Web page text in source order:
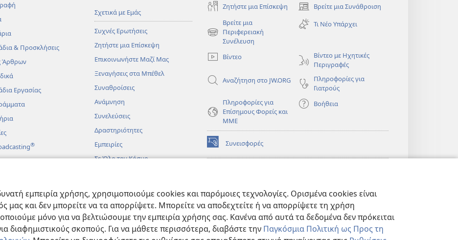
εμπειρία χρήσης, χρησιμοποιούμε cookies και παρόμοιες τεχνολογίες. Ορισμένα cookies είναι
μας και δεν μπορείτε να τα απορρίψετε. Μπορείτε να αποδεχτείτε ή να απορρίψετε τη χρήση
μόνο για να βελτιώσουμε την εμπειρία χρήσης σας. Κανένα από αυτά τα δεδομένα δεν πρόκειται
διαφημιστικούς σκοπούς. Για να μάθετε περισσότερα, διαβάστε την Παγκόσμια Πολιτική ως Προς τη
& Προσκλήσεις
Άρθρων
Εργασίας
®
Δράματα
Βιβλικές
Σχετικά με Εμάς
Συχνές Ερωτήσεις
Ζητήστε μια Επίσκεψη
Επικοινωνήστε Μαζί Μας
Ξεναγήσεις στα Μπέθελ
Συναθροίσεις
Ανάμνηση
Συνελεύσεις
Δραστηριότητες
Εμπειρίες
Σε Όλο τον Κόσμο
Ζητήστε μια Επίσκεψη Βρείτε μια Συνάθροιση
(ανοίγει
νέο
παράθυρο)
Βρείτε μια
Περιφερειακή
Συνέλευση
(ανοίγει
παράθυρο)
Τι Νέο Υπάρχει
Βίντεο
Βίντεο με Ηχητικές
Περιγραφές
Αναζήτηση στο JW.ORG
Πληροφορίες για
Γιατρούς
Πληροφορίες για
Επίσημους Φορείς και
ΜΜΕ
Βοήθεια
Συνεισφορές
(ανοίγει
νέο
νέο
παράθυρο)
παράθυρο)
JW Library ®
Βιβλιοθήκη της
Σκοπιάς